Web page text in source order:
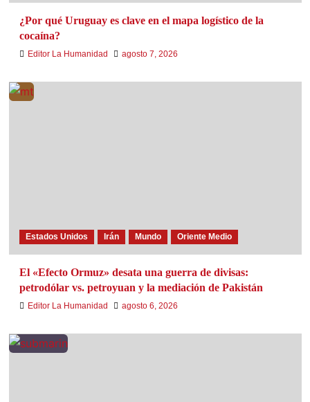
¿Por qué Uruguay es clave en el mapa logístico de la
cocaína?
Editor La Humanidad agosto 7, 2026
Estados Unidos Irán Mundo Oriente Medio
El «Efecto Ormuz» desata una guerra de divisas:
petrodólar vs. petroyuan y la mediación de Pakistán
Editor La Humanidad agosto 6, 2026